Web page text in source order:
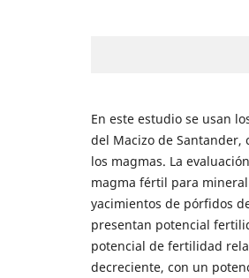
En este estudio se usan
del Macizo de
los magmas. La
magma fértil para
yacimientos de pórfidos
presentan potencial
potencial de fertilidad
decreciente, con un